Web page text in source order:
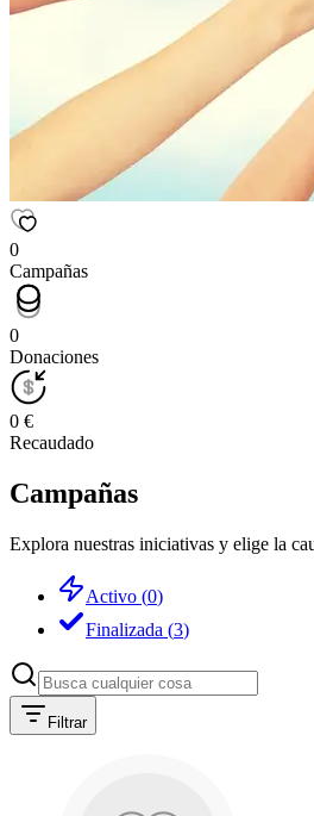
0
Campañas
0
Donaciones
0 €
Recaudado
Campañas
Explora nuestras iniciativas y elige la
Activo (0)
Finalizada (3)
Filtrar